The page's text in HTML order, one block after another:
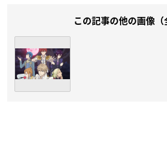
この記事の他の画像（